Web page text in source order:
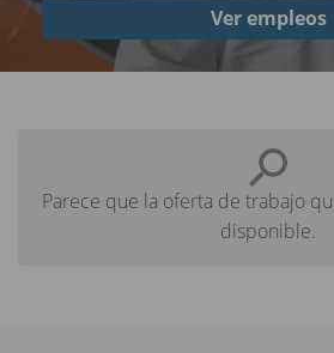
Ver empleos
Parece que la oferta de trabajo
disponible.